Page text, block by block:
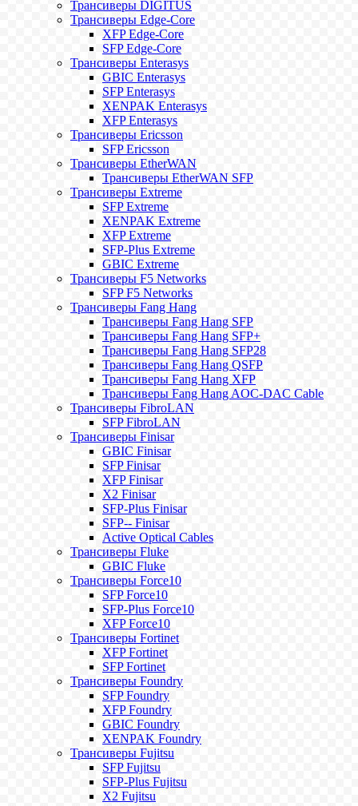
Трансиверы DIGITUS
Трансиверы Edge-Core
XFP Edge-Core
SFP Edge-Core
Трансиверы Enterasys
GBIC Enterasys
SFP Enterasys
XENPAK Enterasys
XFP Enterasys
Трансиверы Ericsson
SFP Ericsson
Трансиверы EtherWAN
Трансиверы EtherWAN SFP
Трансиверы Extreme
SFP Extreme
XENPAK Extreme
XFP Extreme
SFP-Plus Extreme
GBIC Extreme
Трансиверы F5 Networks
SFP F5 Networks
Трансиверы Fang Hang
Трансиверы Fang Hang SFP
Трансиверы Fang Hang SFP+
Трансиверы Fang Hang SFP28
Трансиверы Fang Hang QSFP
Трансиверы Fang Hang XFP
Трансиверы Fang Hang AOC-DAC Cable
Трансиверы FibroLAN
SFP FibroLAN
Трансиверы Finisar
GBIC Finisar
SFP Finisar
XFP Finisar
X2 Finisar
SFP-Plus Finisar
SFP-- Finisar
Active Optical Cables
Трансиверы Fluke
GBIC Fluke
Трансиверы Force10
SFP Force10
SFP-Plus Force10
XFP Force10
Трансиверы Fortinet
XFP Fortinet
SFP Fortinet
Трансиверы Foundry
SFP Foundry
XFP Foundry
GBIC Foundry
XENPAK Foundry
Трансиверы Fujitsu
SFP Fujitsu
SFP-Plus Fujitsu
X2 Fujitsu